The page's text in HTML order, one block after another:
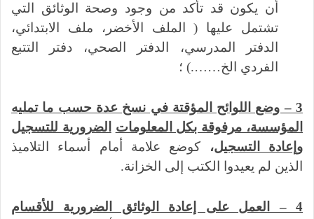
أن يكون قد تأكد من وجود وصحة الوثائق التي
تشتمل عليها ( الملف الأخضر، ملف الابتدائي،
الدفتر المدرسي، الدفتر الصحي، دفتر التتبع
الفردي الخ…….) ؛
3 – وضع اللوائح المؤقتة في نسخ عدة حسب ما تمليه
المؤسسة، مرفوقة بكل المعلومات
الضرورية للتسجيل
وإعادة التسجيل،
كوضع علامة أمام أسماء التلاميذ
الذين لم يعيدوا الكتب إلى الخزانة.
4 – العمل على إعادة الوثائق الضرورية للأقسام